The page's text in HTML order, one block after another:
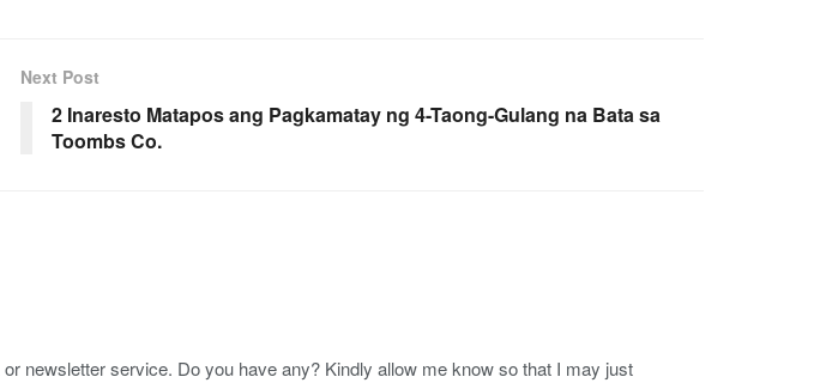
Next Post
2 Inaresto Matapos ang Pagkamatay ng 4-Taong-Gulang na Bata sa
Toombs Co.
newsletter service. Do you have any? Kindly allow me know so that I may just